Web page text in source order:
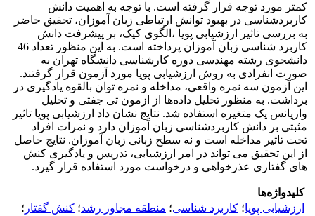
کمتر مورد توجه قرار گرفته است. با توجه به اهمیت دانش
کاربردشناسی در بهبود توانش ارتباطی زبان آموزان، تحقیق حاضر
به بررسی تاثیر ارزشیابی پویا ،الگوی کیک، بر پیشرفت دانش
کاربرد شناسی زبان آموزان پرداخته است. به این منظور تعداد 46
دانشجوی رشته مهندسی دوره کارشناسی دانشگاه تهران به
صورت انفرادی به روش ارزشیابی پویا مورد آزمون قرار گرفتند.
این آزمون سه نمره واقعی، مداخله و نمره توان بالقوه یادگیری در
برداشت. به منظور تحلیل داده‌ها از ازمون تی جفتی و تحلیل
واریانس یک متغیره استفاده شد. نتایج نشان داد ارزشیابی پویا تاثیر
مثبتی بر دانش کاربردشناسی زبان آموزان دارد و نمرات افراد
تحت تاثیر مداخله است و نه سطح زبانی زبان آموزان. نتایج حاصل
از این تحقیق می تواند در امر ارزشیابی، تدریس و یادگیری کنش
های گفتاری عذرخواهی و درخواست مورد استفاده قرار گیرد.
کلیدواژه‌ها
ارزشیابی پویا؛ کاربرد شناسی؛ منطقه مجاور رشد؛ کنش گفتار ؛